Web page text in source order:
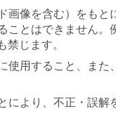
像を含む）をも
とはできません
じます。
用すること、ま
より、不正・誤